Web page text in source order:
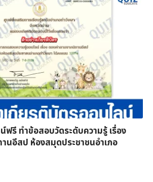
ฟรี ทำข้อสอบวัดระดับความรู้ เรื่อง
นอีสป ห้องสมุดประชาชนอำเภอ